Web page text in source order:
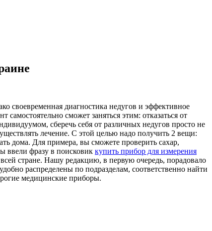
своевременная диагностика недугов и эффективное
сможет заняться этим: отказаться от
сберечь себя от различных недугов просто не
лечение. С этой целью надо получить 2 вещи:
дома. Для примера, вы сможете проверить сахар,
ввели фразу в поисковик купить прибор для измерения
стране. Нашу редакцию, в первую очередь, порадовало
распределены по подразделам, соответственно найти
медицинские приборы.